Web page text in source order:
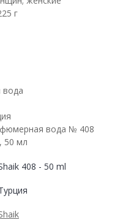
г
вода № 408
50 мл
408 - 50 ml